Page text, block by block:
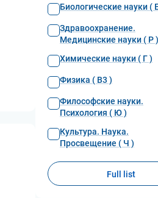
Биологические науки (
Здравоохранение.
Медицинские науки ( Р )
Химические науки ( Г )
Физика ( В3 )
Философские науки.
Психология ( Ю )
Культура. Наука.
Просвещение ( Ч )
Full list